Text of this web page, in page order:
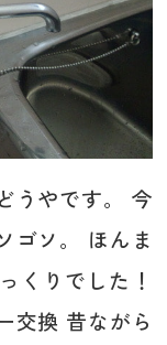
うやです。 今
ゴソ。 ほんま
くりでした！
交換 昔ながら